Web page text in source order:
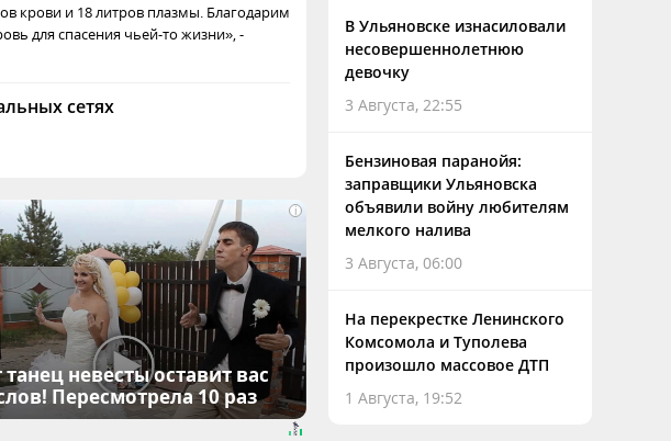
крови и 18 литров плазмы. Благодарим
для спасения чьей-то жизни», -
сетях
i
танец невесты оставит вас
Пересмотрела 10 раз
В Ульяновске изнасиловали
несовершеннолетнюю
девочку
3 Августа, 22:55
Бензиновая паранойя:
заправщики Ульяновска
объявили войну любителям
мелкого налива
3 Августа, 06:00
На перекрестке Ленинского
Комсомола и Туполева
произошло массовое ДТП
1 Августа, 19:52